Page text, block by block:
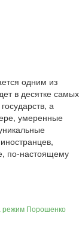
одним из
в десятке самых
а
умеренные
по-настоящему
режим Порошенко